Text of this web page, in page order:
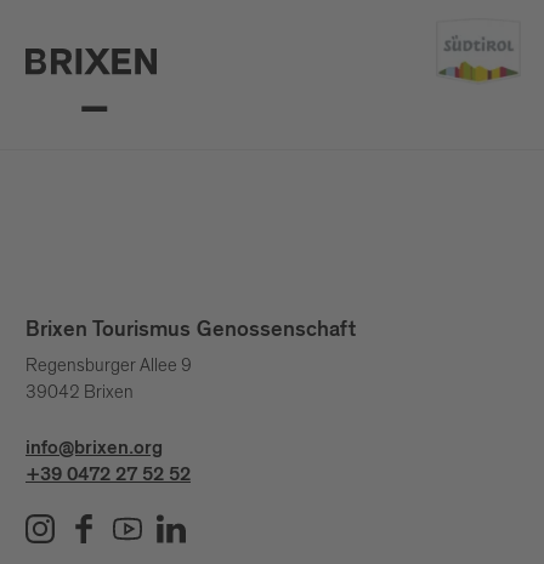
Brixen Tourismus Genossenschaft
Regensburger Allee 9
39042 Brixen
info@brixen.org
+39 0472 27 52 52